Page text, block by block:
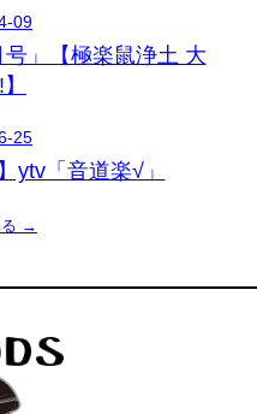
09
号」【極楽鼠浄土 大
25
ytv「音道楽√」
る →